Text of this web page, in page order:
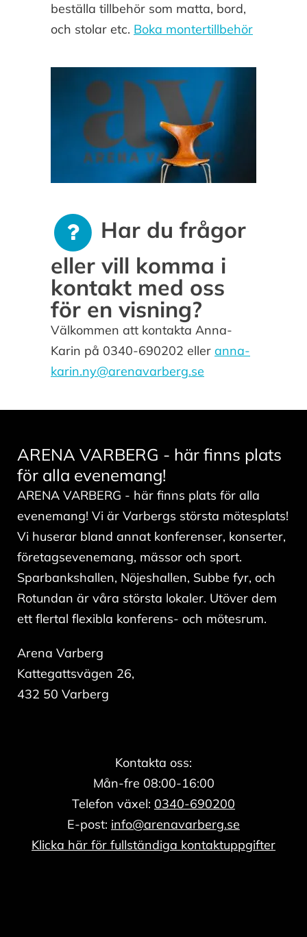
beställa tillbehör som matta, bord,
och stolar etc. Boka montertillbehör
Har du frågor
eller vill komma i
kontakt med oss
för en visning?
Välkommen att kontakta Anna-
Karin på 0340-690202 eller anna-
karin.ny@arenavarberg.se
ARENA VARBERG - här finns plats
för alla evenemang!
ARENA VARBERG - här finns plats för alla
evenemang! Vi är Varbergs största mötesplats!
Vi huserar bland annat konferenser, konserter,
företagsevenemang, mässor och sport.
Sparbankshallen, Nöjeshallen, Subbe fyr, och
Rotundan är våra största lokaler. Utöver dem
ett flertal flexibla konferens- och mötesrum.
Arena Varberg
Kattegattsvägen 26,
432 50 Varberg
Kontakta oss:
Mån-fre 08:00-16:00
Telefon växel: 0340-690200
E-post: info@arenavarberg.se
Klicka här för fullständiga kontaktuppgifter